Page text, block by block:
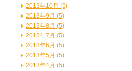
2013年10月 (5)
2013年9月 (5)
2013年8月 (5)
2013年7月 (5)
2013年6月 (5)
2013年5月 (5)
2013年4月 (5)